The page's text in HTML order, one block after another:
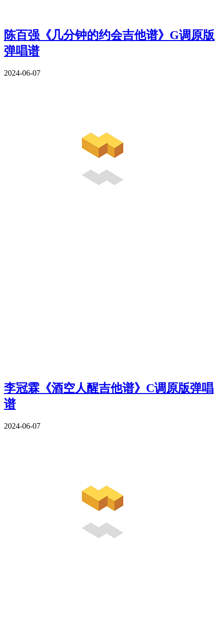
陈百强《几分钟的约会吉他谱》G调原版
弹唱谱
2024-06-07
李冠霖《酒空人醒吉他谱》C调原版弹唱
谱
2024-06-07